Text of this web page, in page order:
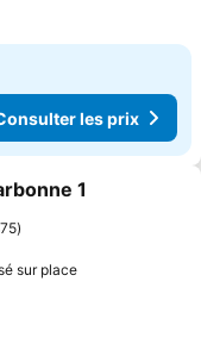
les prix
favoris
1
sur placeConsulter les